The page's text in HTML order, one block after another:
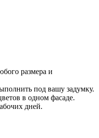
размера и
под вашу задумку.
в одном фасаде.
дней.